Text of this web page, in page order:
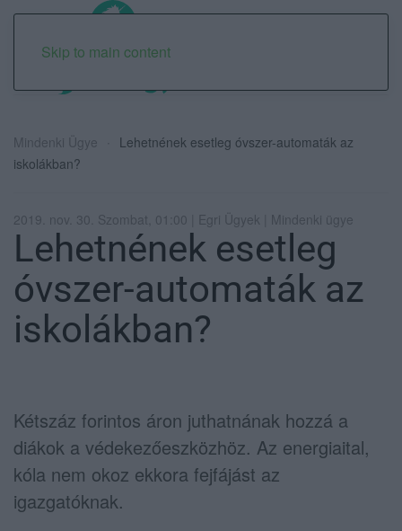
Skip to main content
Mindenki Ügye
Lehetnének esetleg óvszer-automaták az
iskolákban?
2019. nov. 30. Szombat, 01:00 | Egri Ügyek | Mindenki ügye
Lehetnének esetleg
óvszer-automaták az
iskolákban?
Kétszáz forintos áron juthatnának hozzá a
diákok a védekezőeszközhöz. Az energiaital,
kóla nem okoz ekkora fejfájást az
igazgatóknak.